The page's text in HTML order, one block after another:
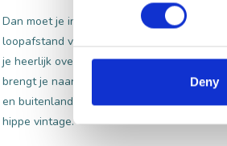
Deny
Dan moet je in vestingstad Heusden zijn!
loopafstand van elkaar. Elke eerste
je heerlijk over de brocantemarkt in het
brengt je naar de markt, waar zo'n zestig
en buitenland presenteren. Van blinkend
hippe vintage.